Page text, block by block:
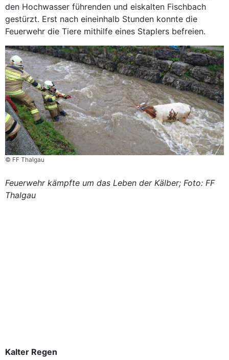
den Hochwasser führenden und eiskalten Fischbach
gestürzt. Erst nach eineinhalb Stunden konnte die
Feuerwehr die Tiere mithilfe eines Staplers befreien.
© FF Thalgau
Feuerwehr kämpfte um das Leben der Kälber; Foto: FF
Thalgau
Kalter Regen